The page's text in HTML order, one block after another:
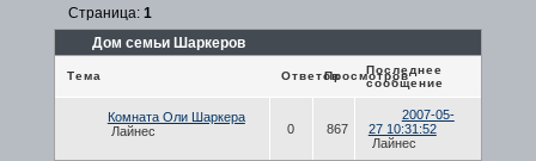
Дом семьи Шаркеров
Страница: 1
Тема ОтветовПросмотров
Последнее
сообщение
Комната Оли Шаркера
Лайнес
0 867
2007-05-
27 10:31:52
Лайнес